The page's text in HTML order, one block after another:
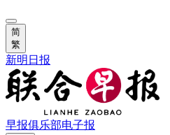
简
繁
新明日报
早报俱乐部电子报